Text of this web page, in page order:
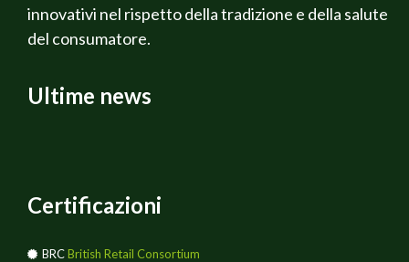
innovativi nel rispetto della tradizione e della salute
del consumatore.
Ultime news
Certificazioni
BRCBritish Retail Consortium